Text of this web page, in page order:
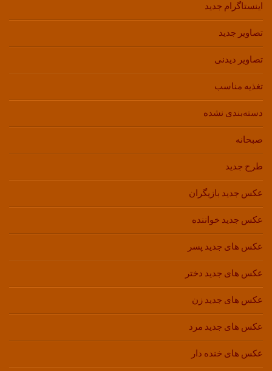
اینستاگرام جدید
تصاویر جدید
تصاویر دیدنی
تغذیه مناسب
دسته‌بندی نشده
صبحانه
طرح جدید
عکس جدید بازیگران
عکس جدید خواننده
عکس های جدید پسر
عکس های جدید دختر
عکس های جدید زن
عکس های جدید مرد
عکس های خنده دار